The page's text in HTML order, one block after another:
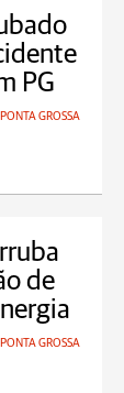
PG
PONTA GROSSA
de
PONTA GROSSA